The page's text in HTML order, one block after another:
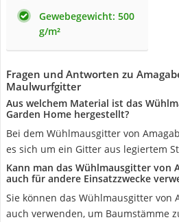
Gewebegewicht: 500
g/m²
Fragen und Antworten zu
Maulwurfgitter
Aus welchem Material ist das
Garden Home hergestellt?
Bei dem Wühlmausgitter von
es sich um ein Gitter aus legiertem
Kann man das Wühlmausgitter von
auch für andere Einsatzzwecke
Sie können das Wühlmausgitter von
auch verwenden, um Baumstämme